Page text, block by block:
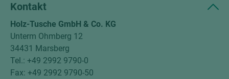
Kontakt
Holz-Tusche GmbH & Co. KG
Unterm Ohmberg 12
34431 Marsberg
Tel.: +49 2992 9790-0
Fax: +49 2992 9790-50